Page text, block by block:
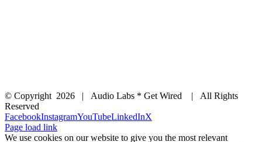
© Copyright 2026 | Audio Labs * Get Wired | All Rights
Reserved
FacebookInstagramYouTubeLinkedInX
Page load link
We use cookies on our website to give you the most relevant